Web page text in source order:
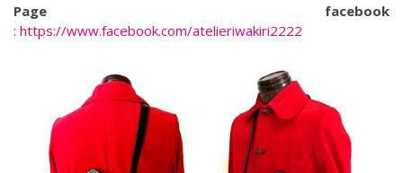
Page facebook
: https://www.facebook.com/atelieriwakiri2222